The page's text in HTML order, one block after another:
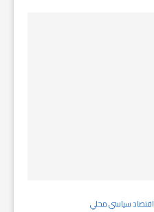
اقتصاد سياسي محلي